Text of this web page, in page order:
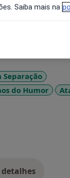
em Intervenção
e adultos em
Separação
do Humor
Saiba mais na